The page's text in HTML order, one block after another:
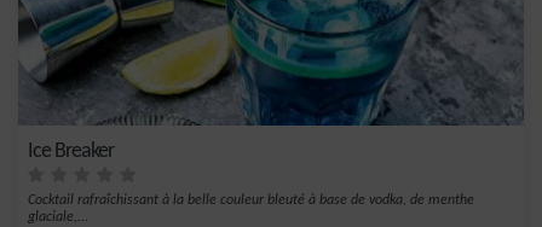
Ice Breaker
Cocktail rafraîchissant à la belle couleur bleuté à base de vodka, de menthe
glaciale,...